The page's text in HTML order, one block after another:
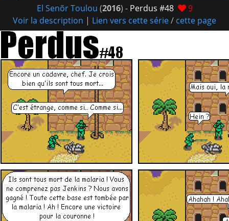
El Senõr Toulou (2016) - Perdus #48
9
Voir la description | Lien vers cette série/ cette page